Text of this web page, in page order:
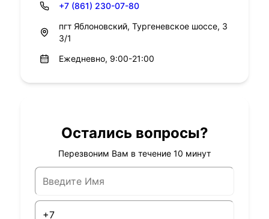
+7 (861) 230-07-80
пгт Яблоновский, Тургеневское шоссе, 3
3/1
Ежедневно, 9:00-21:00
Остались вопросы?
Перезвоним Вам в течение 10 минут